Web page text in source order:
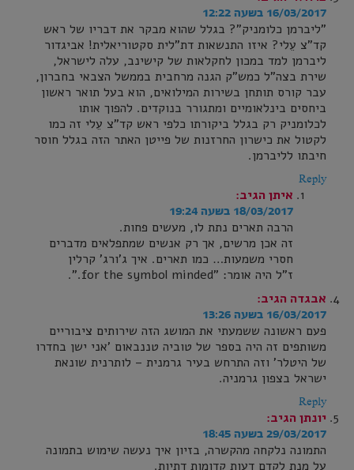
16/03/2017 בשעה 12:22
"ליברמן כלומניק"? בגלל שהוא מבקר את דבריו של ראש
קד"צ עֵלי? איזו התנשאות דת"לית סקטוריאלית! אביגדור
ליברמן למד במכון לחקלאות של קישינב, עלה לישראל,
שירת בצה"ל כמש"ק הגנה מרחבית בממשל הצבאי בחברון,
עבר קורס תותחן בשירות המילואים, הוא בעל תואר ראשון
ביחסים בינלאומיים ומתגורר בנוקדים. להפוך אותו
לכלומניק רק בגלל ביקורתו כלפי ראש קד"צ עֵלי זה כמו
לקטול את כישרון החרזנות של פייטן האתר הזה בגלל חוסר
חיבתו לליברמן.
Reply
איתן הגיב:
18/03/2017 בשעה 19:24
הרבה תארים נתת לו, מעשים פחות.
זה אכן מרשים, אך רק אנשים שמתפלאים מדברים
חסרי משמעות… כמו תארים. איך ג'ורג' קרלין
ז"ל היה אומר: "for the symbol minded.".
אבגדה הגיב:
16/03/2017 בשעה 13:26
פעם ראשונה ששמעתי את המושג הזה שירותים ציבוריים
משותפים זה היה בספר של טוביה טננבאום 'אני ישן בחדרו
של היטלר' וזה התרחש בעיר גרמנית – לותרנית שונאת
ישראל בצפון גרמניה.
Reply
יונתן הגיב:
29/03/2017 בשעה 18:45
התמונה נלקחה מהקשרה, בזיון איך נעשה שימוש בתמונה
על מנת לקדם דעות קדומות דתיות.